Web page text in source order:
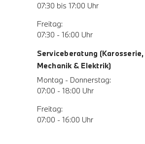
07:30 bis 17:00 Uhr
Freitag:
07:30 - 16:00 Uhr
Serviceberatung (Karosserie,
Mechanik & Elektrik)
Montag - Donnerstag:
07:00 - 18:00 Uhr
Freitag:
07:00 - 16:00 Uhr